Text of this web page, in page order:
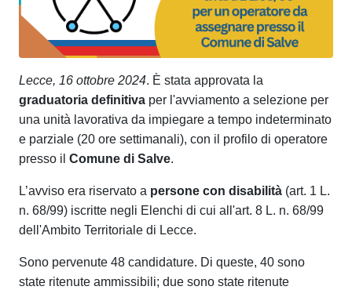
Lecce, 16 ottobre 2024. È stata approvata la
graduatoria definitiva per l'avviamento a selezione per
una unità lavorativa da impiegare a tempo indeterminato
e parziale (20 ore settimanali), con il profilo di operatore
presso il Comune di Salve.
L’avviso era riservato a persone con disabilità (art. 1 L.
n. 68/99) iscritte negli Elenchi di cui all'art. 8 L. n. 68/99
dell'Ambito Territoriale di Lecce.
Sono pervenute 48 candidature. Di queste, 40 sono
state ritenute ammissibili; due sono state ritenute